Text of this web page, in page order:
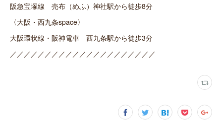
阪急宝塚線 売布（めふ）神社駅から徒歩8分
〈大阪・西九条space〉
大阪環状線・阪神電車 西九条駅から徒歩3分
／／／／／／／／／／／／／／／／／／／／／